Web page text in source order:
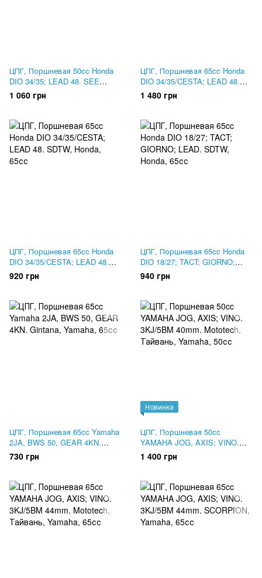
ЦПГ, Поршневая 50cc Honda
DIO 34/35; LEAD 48. SEE
ORANGE BOX
1 060 грн
ЦПГ, Поршневая 65cc Honda
DIO 34/35/CESTA; LEAD 48.
Mototech Тайвань
1 480 грн
ЦПГ, Поршневая 65cc Honda
DIO 34/35/CESTA; LEAD 48.
SDTW
920 грн
ЦПГ, Поршневая 65cc Honda
DIO 18/27; TACT; GIORNO;
LEAD. SDTW
940 грн
ЦПГ, Поршневая 65cc Yamaha
2JA, BWS 50, GEAR 4KN.
Gintana
730 грн
Новинка
ЦПГ, Поршневая 50cc
YAMAHA JOG, AXIS; VINO.
3KJ/5BM 40mm. Mototech,
Тайвань
1 400 грн